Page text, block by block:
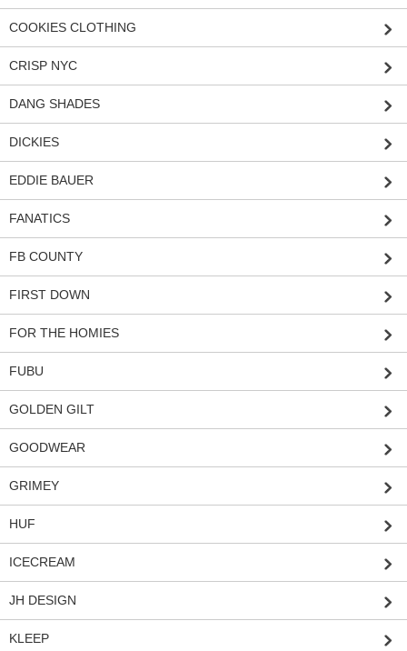
COOKIES CLOTHING
CRISP NYC
DANG SHADES
DICKIES
EDDIE BAUER
FANATICS
FB COUNTY
FIRST DOWN
FOR THE HOMIES
FUBU
GOLDEN GILT
GOODWEAR
GRIMEY
HUF
ICECREAM
JH DESIGN
KLEEP